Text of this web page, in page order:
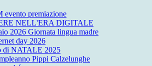
evento premiazione
NELL'ERA DIGITALE
2026 Giornata lingua madre
day 2026
di NATALE 2025
Pippi Calzelunghe